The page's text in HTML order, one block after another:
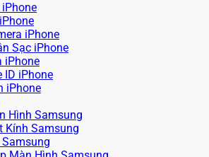
iPhone
Sạc iPhone
iPhone
ID iPhone
iPhone
Hình Samsung
Kính Samsung